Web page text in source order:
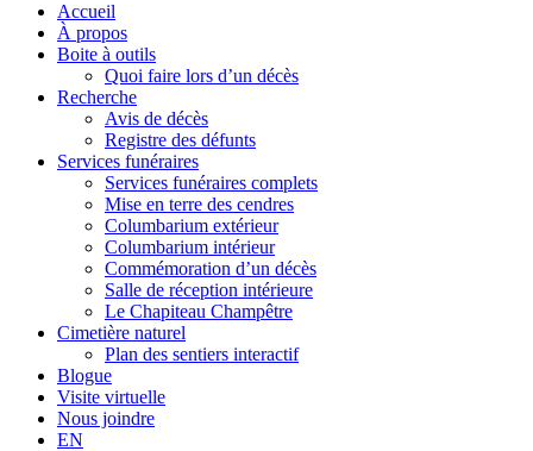
Accueil
À propos
Boite à outils
Quoi faire lors d’un décès
Recherche
Avis de décès
Registre des défunts
Services funéraires
Services funéraires complets
Mise en terre des cendres
Columbarium extérieur
Columbarium intérieur
Commémoration d’un décès
Salle de réception intérieure
Le Chapiteau Champêtre
Cimetière naturel
Plan des sentiers interactif
Blogue
Visite virtuelle
Nous joindre
EN